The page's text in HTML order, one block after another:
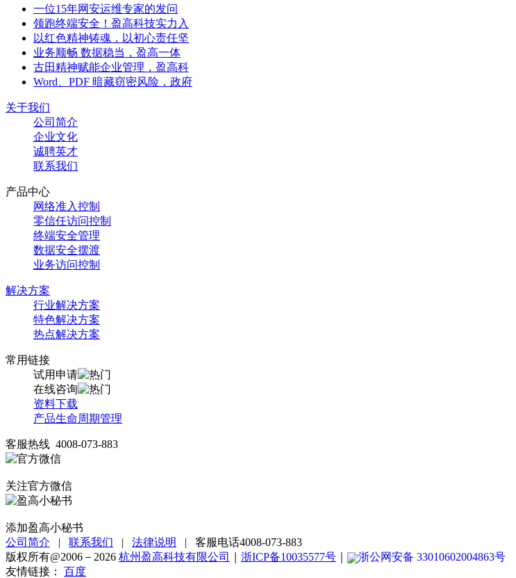
一位15年网安运维专家的发问
领跑终端安全！盈高科技实力入
以红色精神铸魂，以初心责任坚
业务顺畅 数据稳当，盈高一体
古田精神赋能企业管理，盈高科
Word、PDF 暗藏窃密风险，政府
关于我们
公司简介
企业文化
诚聘英才
联系我们
产品中心
网络准入控制
零信任访问控制
终端安全管理
数据安全摆渡
业务访问控制
解决方案
行业解决方案
特色解决方案
热点解决方案
常用链接
试用申请
在线咨询
资料下载
产品生命周期管理
客服热线 4008-073-883
关注官方微信
添加盈高小秘书
公司简介 | 联系我们 | 法律说明 | 客服电话4008-073-883
版权所有@2006－2026 杭州盈高科技有限公司 浙ICP备10035577号
浙公网安备 33010602004863号
友情链接：
百度